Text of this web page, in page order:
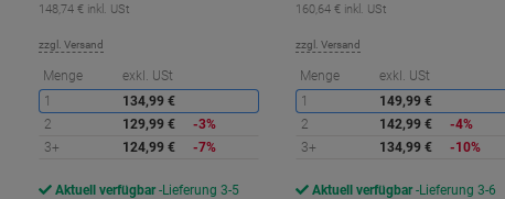
148,74 € inkl. USt
zzgl. Versand
Menge exkl. USt
sparen
1
134,99 €
2
129,99 €
-3%
3+
124,99 € -7%
Aktuell verfügbar Lieferung 3-5
160,64 € inkl. USt
zzgl. Versand
Menge exkl. USt
1
149,99 €
2
142,99 €
-4%
3+
134,99 € -10%
Aktuell verfügbar Lieferung 3-6